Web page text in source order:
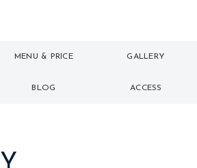
MENU & PRICE
メニュー
GALLERY
ギャラリー
BLOG ACCESS